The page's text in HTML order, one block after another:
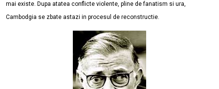
mai existe. Dupa atatea conflicte violente, pline de fanatism si ura,
Cambodgia se zbate astazi in procesul de reconstructie.